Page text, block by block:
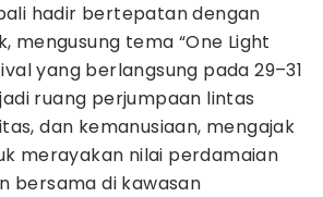
hadir bertepatan dengan
mengusung tema “One Light
yang berlangsung pada 29–31
ruang perjumpaan lintas
dan kemanusiaan, mengajak
merayakan nilai perdamaian
bersama di kawasan